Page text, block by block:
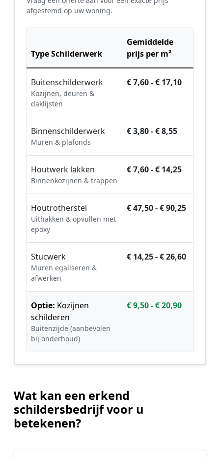
afgestemd op uw woning.
Type Schilderwerk
Gemiddelde
prijs per m²
Buitenschilderwerk
Kozijnen, deuren &
daklijsten
€ 7,60 - € 17,10
Binnenschilderwerk
Muren & plafonds
€ 3,80 - € 8,55
Houtwerk lakken
Binnenkozijnen & trappen
€ 7,60 - € 14,25
Houtrotherstel
Uithakken & opvullen met
epoxy
€ 47,50 - € 90,25
Stucwerk
Muren egaliseren &
afwerken
€ 14,25 - € 26,60
Optie: Kozijnen
schilderen
Buitenzijde (aanbevolen
bij onderhoud)
€ 9,50 - € 20,90
Wat kan een erkend
schildersbedrijf voor u
betekenen?